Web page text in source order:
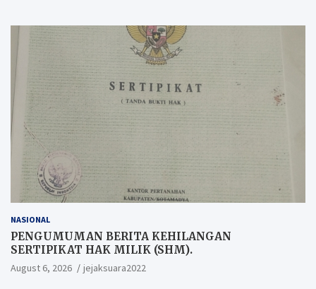
NASIONAL
PENGUMUMAN BERITA KEHILANGAN
SERTIPIKAT HAK MILIK (SHM).
August 6, 2026 jejaksuara2022